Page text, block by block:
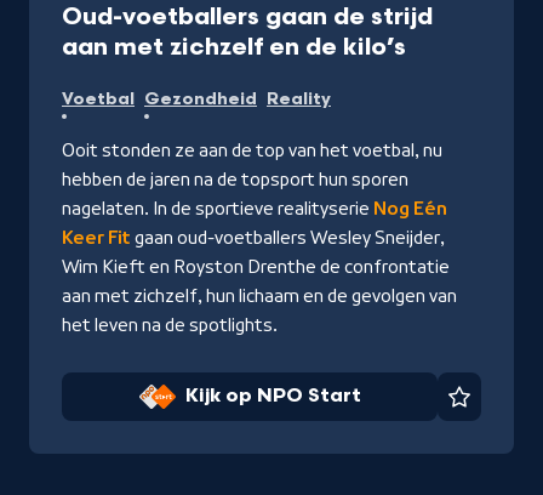
Oud-voetballers gaan de strijd
aan met zichzelf en de kilo’s
NPO
Start
Voetbal Gezondheid Reality
Ooit stonden ze aan de top van het voetbal, nu
hebben de jaren na de topsport hun sporen
nagelaten. In de sportieve realityserie Nog Eén
Keer Fit gaan oud-voetballers Wesley Sneijder,
Wim Kieft en Royston Drenthe de confrontatie
aan met zichzelf, hun lichaam en de gevolgen van
het leven na de spotlights.
Kijk op NPO Start